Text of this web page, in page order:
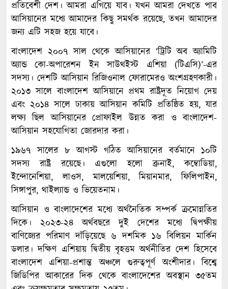
প্রতিবেশী দেশ। আমরা এগিয়ে যাব। যখন আমরা দেখতে পাব
আসিয়ানের মধ্যে আমাদের কিছু সমর্থক রয়েছে, তখন আমাদের
জন্য এটি সহজ হয়ে যাবে।
বাংলাদেশ ২০০৭ সাল থেকে আসিয়ানের ‘ট্রিটি অব অ্যামিটি
অ্যান্ড কো-অপারেশন ইন সাউথইস্ট এশিয়া (টিএসি)’-এর
সদস্য। দেশটি আসিয়ান রিজিওনাল ফোরামেরও অংশগ্রহণকারী।
২০১৩ সালে বাংলাদেশ আসিয়ানে প্রথম রাষ্ট্রদূত নিয়োগ দেয়
এবং ২০১৪ সালে ঢাকায় আসিয়ান কমিটি প্রতিষ্ঠিত হয়, যার
লক্ষ্য ছিল আসিয়ানের প্রোফাইল উন্নত করা ও বাংলাদেশ-
আসিয়ান সহযোগিতা জোরদার করা।
১৯৬৭ সালের ৮ আগস্ট গঠিত আসিয়ানের বর্তমানে ১০টি
সদস্য রাষ্ট্র রয়েছে। এগুলো হলো ব্রুনাই, কম্বোডিয়া,
ইন্দোনেশিয়া, লাওস, মালয়েশিয়া, মিয়ানমার, ফিলিপাইন,
সিঙ্গাপুর, থাইল্যান্ড ও ভিয়েতনাম।
আসিয়ান ও বাংলাদেশের মধ্যে অর্থনৈতিক সম্পর্ক ক্রমোন্নতির
দিকে। ২০২৩-২৪ অর্থবছরে দুই দেশের মধ্যে দ্বিপক্ষীয়
বাণিজ্যের পরিমাণ দাঁড়িয়েছে ৬ দশমিক ১৬ বিলিয়ন মার্কিন
ডলার। দক্ষিণ এশিয়ায় দ্বিতীয় বৃহত্তম অর্থনীতির দেশ হিসেবে
বাংলাদেশ এশিয়া-প্রশান্ত অঞ্চলে গুরুত্বপূর্ণ অংশীদার। বিশ্বে
জিডিপির আকারের দিক থেকে বাংলাদেশের অবস্থান ৩৫তম